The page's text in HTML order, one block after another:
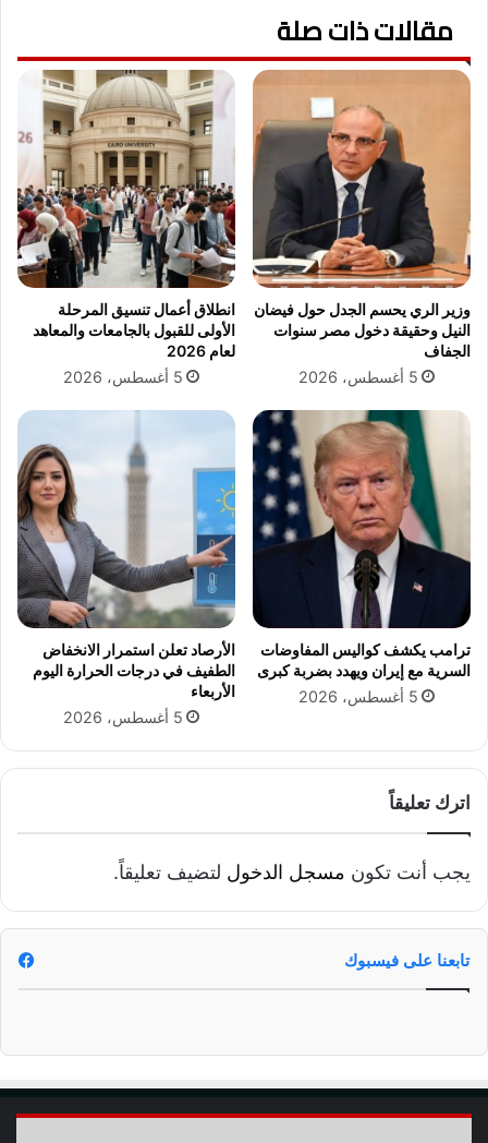
مقالات ذات صلة
وزير الري يحسم الجدل حول فيضان
النيل وحقيقة دخول مصر سنوات
الجفاف
5 أغسطس، 2026
انطلاق أعمال تنسيق المرحلة
الأولى للقبول بالجامعات والمعاهد
لعام 2026
5 أغسطس، 2026
ترامب يكشف كواليس المفاوضات
السرية مع إيران ويهدد بضربة كبرى
5 أغسطس، 2026
الأرصاد تعلن استمرار الانخفاض
الطفيف في درجات الحرارة اليوم
الأربعاء
5 أغسطس، 2026
اترك تعليقاً
يجب أنت تكون مسجل الدخول لتضيف تعليقاً.
تابعنا على فيسبوك